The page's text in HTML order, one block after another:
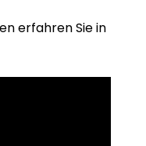
erfahren Sie in